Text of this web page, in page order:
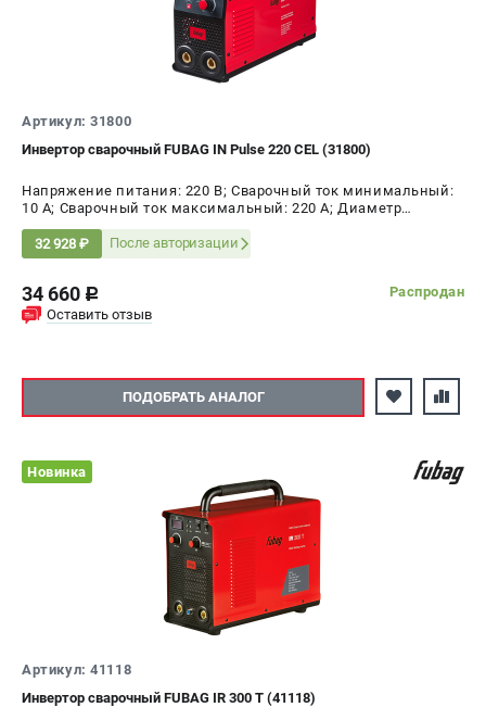
Артикул: 31800
Инвертор сварочный FUBAG IN Pulse 220 CEL (31800)
Напряжение питания: 220 В; Сварочный ток минимальный:
10 А; Сварочный ток максимальный: 220 А; Диаметр
Мощность: 8 кВт
32 928 ₽ После авторизации
34 660 c
Распродан
Оставить отзыв
ПОДОБРАТЬ АНАЛОГ
Новинка
Артикул: 41118
Инвертор сварочный FUBAG IR 300 T (41118)